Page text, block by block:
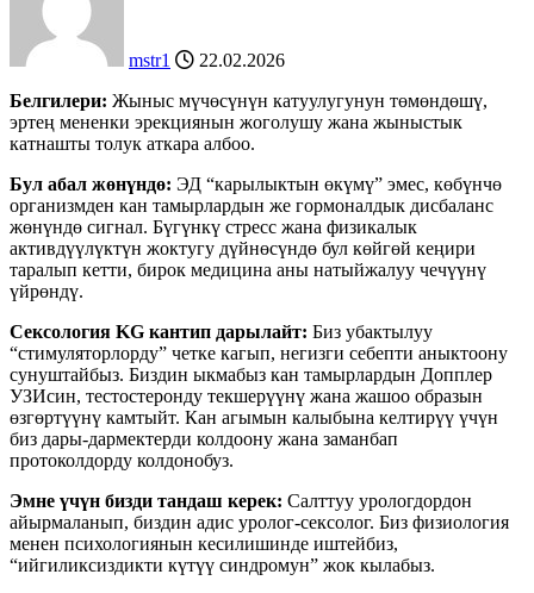
mstr1
22.02.2026
Белгилери: Жыныс мүчөсүнүн катуулугунун төмөндөшү,
эртең мененки эрекциянын жоголушу жана жыныстык
катнашты толук аткара албоо.
Бул абал жөнүндө: ЭД “карылыктын өкүмү” эмес, көбүнчө
организмден кан тамырлардын же гормоналдык дисбаланс
жөнүндө сигнал. Бүгүнкү стресс жана физикалык
активдүүлүктүн жоктугу дүйнөсүндө бул көйгөй кеңири
таралып кетти, бирок медицина аны натыйжалуу чечүүнү
үйрөндү.
Сексология KG кантип дарылайт: Биз убактылуу
“стимуляторлорду” четке кагып, негизги себепти аныктоону
сунуштайбыз. Биздин ыкмабыз кан тамырлардын Допплер
УЗИсин, ​​тестостеронду текшерүүнү жана жашоо образын
өзгөртүүнү камтыйт. Кан агымын калыбына келтирүү үчүн
биз дары-дармектерди колдоону жана заманбап
протоколдорду колдонобуз.
Эмне үчүн бизди тандаш керек: Салттуу урологдордон
айырмаланып, биздин адис уролог-сексолог. Биз физиология
менен психологиянын кесилишинде иштейбиз,
“ийгиликсиздикти күтүү синдромун” жок кылабыз.